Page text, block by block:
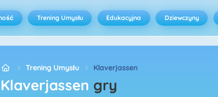
Trening Umysłu Edukacyjna Dziewczyny
Trening Umysłu Klaverjassen
Klaverjassen gry